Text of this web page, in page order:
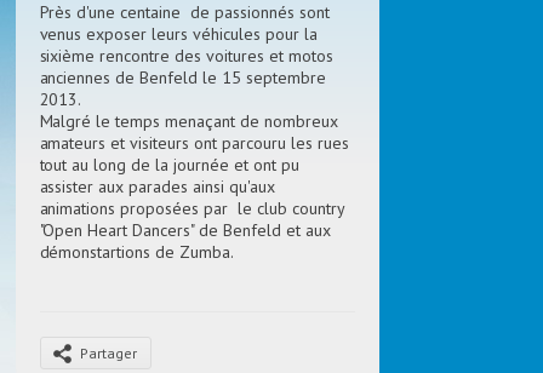
Près d'une centaine de passionnés sont
venus exposer leurs véhicules pour la
sixième rencontre des voitures et motos
anciennes de Benfeld le 15 septembre
2013.
Malgré le temps menaçant de nombreux
amateurs et visiteurs ont parcouru les rues
tout au long de la journée et ont pu
assister aux parades ainsi qu'aux
animations proposées par le club country
"Open Heart Dancers" de Benfeld et aux
démonstartions de Zumba.
Pays d’Alsace 2012, par la Marianne 2013
de Benfeld, , et par deux sportifs de
Partager